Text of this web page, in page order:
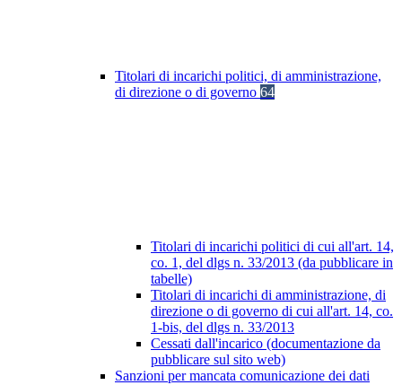
Titolari di incarichi politici, di amministrazione,
di direzione o di governo 64
Titolari di incarichi politici di cui all'art. 14,
co. 1, del dlgs n. 33/2013 (da pubblicare in
tabelle)
Titolari di incarichi di amministrazione, di
direzione o di governo di cui all'art. 14, co.
1-bis, del dlgs n. 33/2013
Cessati dall'incarico (documentazione da
pubblicare sul sito web)
Sanzioni per mancata comunicazione dei dati